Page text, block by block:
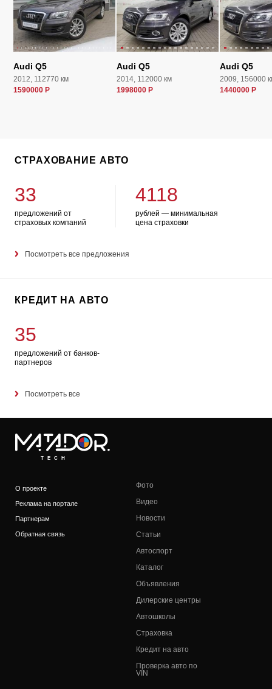
Audi Q5
2012, 112770 км
1590000 Р
Audi Q5
2014, 112000 км
1998000 Р
Audi Q5
2009, 156000
1440000 Р
СТРАХОВАНИЕ АВТО
33
предложений от
страховых компаний
4118
рублей — минимальная
цена страховки
Посмотреть все предложения
КРЕДИТ НА АВТО
35
предложений от банков-
партнеров
Посмотреть все
TECH
О проекте
Реклама на портале
Партнерам
Обратная связь
Фото
Видео
Новости
Статьи
Автоспорт
Каталог
Объявления
Дилерские центры
Автошколы
Страховка
Кредит на авто
Проверка авто по
VIN